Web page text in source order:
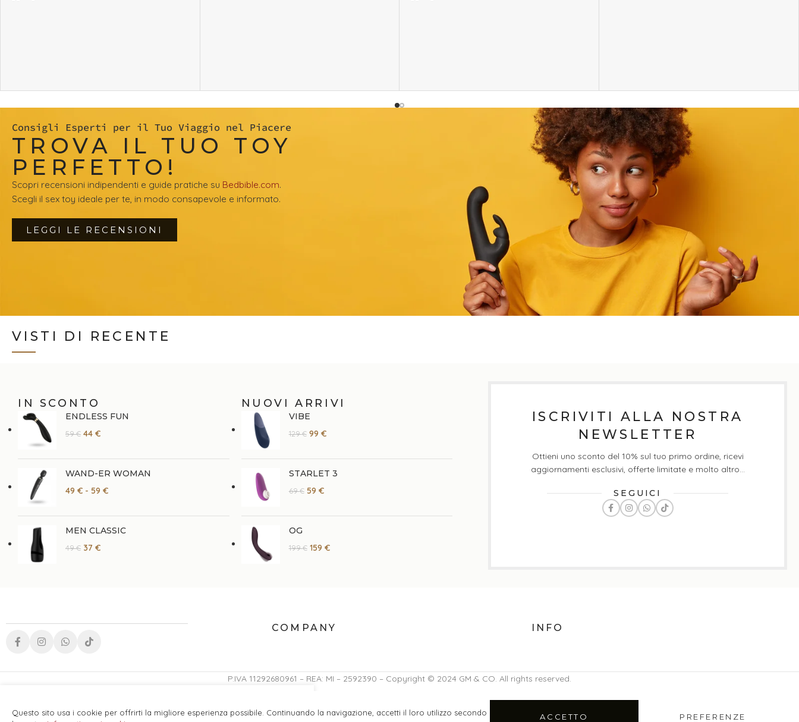
Questo sito usa i cookie per offrirti la migliore esperienza possibile. Continuando la navigazione, accetti il loro utilizzo secondo
ACCETTO PREFERENZE
Consigli Esperti per il Tuo Viaggio nel Piacere
TROVA IL TUO TOY
PERFETTO!
Scopri recensioni indipendenti e guide pratiche su Bedbible.com.
Scegli il sex toy ideale per te, in modo consapevole e informato.
LEGGI LE RECENSIONI
VISTI DI RECENTE
IN SCONTO
ENDLESS FUN
59€ 44 €
WAND-ER WOMAN
49 € - 59 €
MEN CLASSIC
49€ 37 €
NUOVI ARRIVI
VIBE
129€ 99 €
STARLET 3
69€ 59 €
OG
199€ 159 €
ISCRIVITI ALLA NOSTRA
NEWSLETTER
Ottieni uno sconto del 10% sul tuo primo ordine, ricevi
aggiornamenti esclusivi, offerte limitate e molto altro...
SEGUICI
COMPANY INFO
P.IVA 11292680961 – REA: MI – 2592390 – Copyright © 2024 GM & CO. All rights reserved.
TEASE – SOLLETICO DI PIUME17 € Esaurito